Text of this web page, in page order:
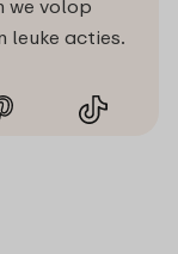
we volop
leuke acties.